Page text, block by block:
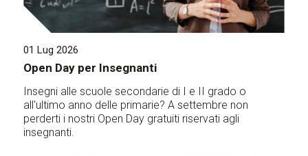
01 Lug 2026
Open Day per Insegnanti
Insegni alle scuole secondarie di I e II grado o
all'ultimo anno delle primarie? A settembre non
perderti i nostri Open Day gratuiti riservati agli
insegnanti.